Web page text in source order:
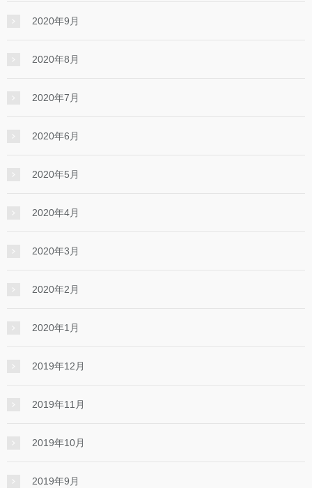
2020年9月
2020年8月
2020年7月
2020年6月
2020年5月
2020年4月
2020年3月
2020年2月
2020年1月
2019年12月
2019年11月
2019年10月
2019年9月